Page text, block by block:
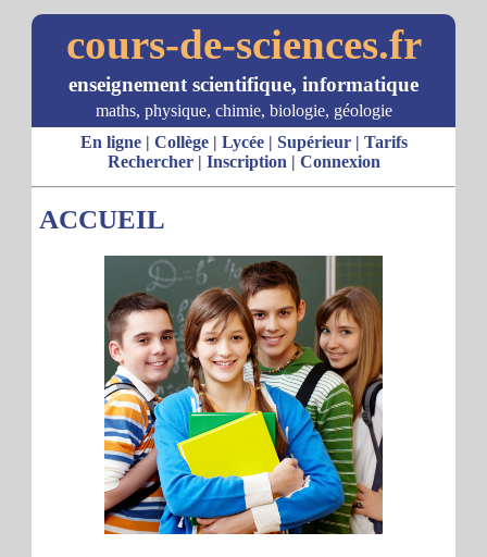
cours-de-sciences.fr
enseignement scientifique, informatique
maths, physique, chimie, biologie, géologie
En ligne| Collège| Lycée| Supérieur| Tarifs
Rechercher| Inscription | Connexion
ACCUEIL